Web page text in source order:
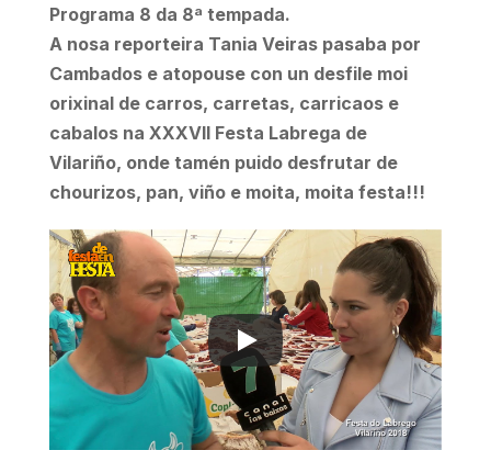
Programa 8 da 8ª tempada.
A nosa reporteira Tania Veiras pasaba por
Cambados e atopouse con un desfile moi
orixinal de carros, carretas, carricaos e
cabalos na XXXVII Festa Labrega de
Vilariño, onde tamén puido desfrutar de
chourizos, pan, viño e moita, moita festa!!!